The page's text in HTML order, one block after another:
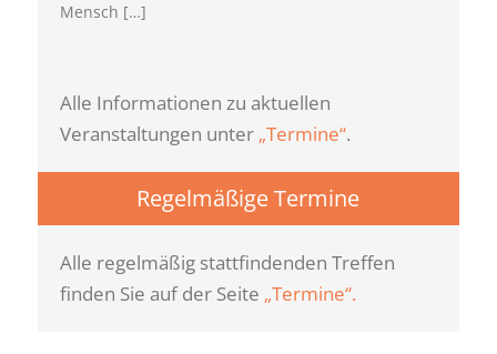
Mensch […]
Alle Informationen zu aktuellen
Veranstaltungen unter„Termine“.
Regelmäßige Termine
Alle regelmäßig stattfindenden Treffen
finden Sie auf der Seite „Termine“.